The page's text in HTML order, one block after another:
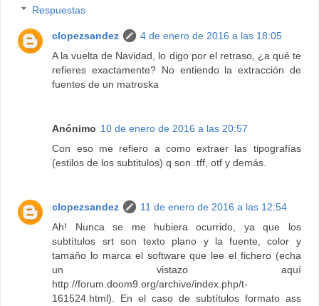
Respuestas
clopezsandez
4 de enero de 2016 a las 18:05
A la vuelta de Navidad, lo digo por el retraso, ¿a qué te
refieres exactamente? No entiendo la extracción de
fuentes de un matroska
Anónimo 10 de enero de 2016 a las 20:57
Con eso me refiero a como extraer las tipografías
(estilos de los subtitulos) q son .tff, otf y demás.
clopezsandez
11 de enero de 2016 a las 12:54
Ah! Nunca se me hubiera ocurrido, ya que los
subtítulos srt son texto plano y la fuente, color y
tamaño lo marca el software que lee el fichero (echa
un vistazo aquí
http://forum.doom9.org/archive/index.php/t-
161524.html). En el caso de subtítulos formato ass